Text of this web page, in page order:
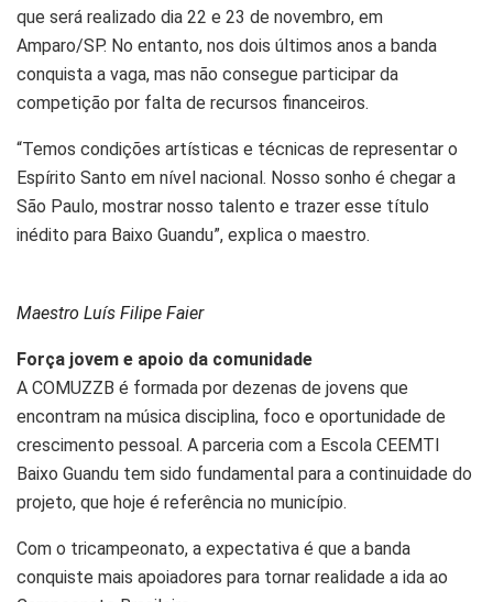
que será realizado dia 22 e 23 de novembro, em
Amparo/SP. No entanto, nos dois últimos anos a banda
conquista a vaga, mas não consegue participar da
competição por falta de recursos financeiros.
“Temos condições artísticas e técnicas de representar o
Espírito Santo em nível nacional. Nosso sonho é chegar a
São Paulo, mostrar nosso talento e trazer esse título
inédito para Baixo Guandu”, explica o maestro.
Maestro Luís Filipe Faier
Força jovem e apoio da comunidade
A COMUZZB é formada por dezenas de jovens que
encontram na música disciplina, foco e oportunidade de
crescimento pessoal. A parceria com a Escola CEEMTI
Baixo Guandu tem sido fundamental para a continuidade do
projeto, que hoje é referência no município.
Com o tricampeonato, a expectativa é que a banda
conquiste mais apoiadores para tornar realidade a ida ao